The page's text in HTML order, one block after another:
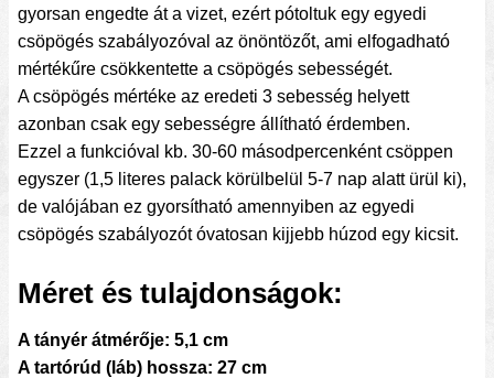
gyorsan engedte át a vizet, ezért pótoltuk egy egyedi
csöpögés szabályozóval az önöntözőt, ami elfogadható
mértékűre csökkentette a csöpögés sebességét.
A csöpögés mértéke az eredeti 3 sebesség helyett
azonban csak egy sebességre állítható érdemben.
Ezzel a funkcióval kb. 30-60 másodpercenként csöppen
egyszer (1,5 literes palack körülbelül 5-7 nap alatt ürül ki),
de valójában ez gyorsítható amennyiben az egyedi
csöpögés szabályozót óvatosan kijjebb húzod egy kicsit.
Méret és tulajdonságok:
A tányér átmérője: 5,1 cm
A tartórúd (láb) hossza: 27 cm